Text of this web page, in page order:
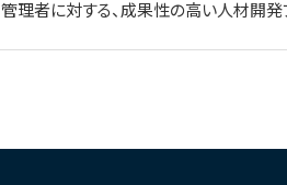
管理者に対する、成果性の高い人材開発